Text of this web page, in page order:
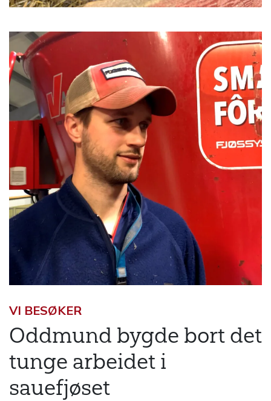
VI BESØKER
Oddmund bygde bort det
tunge arbeidet i
sauefjøset